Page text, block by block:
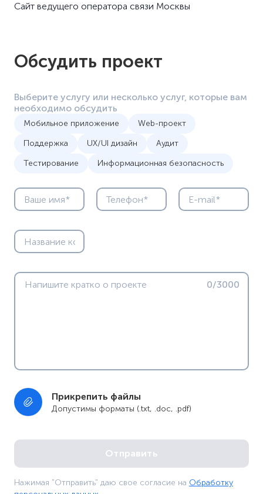
Сайт ведущего оператора связи Москвы
Обсудить проект
Выберите услугу или несколько услуг, которые вам
необходимо обсудить
Мобильное приложение
Web-проект
Поддержка
UX/UI дизайн
Аудит
Тестирование
Информационная безопасность
0/3000
Прикрепить файлы
Допустимы форматы (.txt, .doc, .pdf)
Нажимая "Отправить" даю свое согласие на Обработку